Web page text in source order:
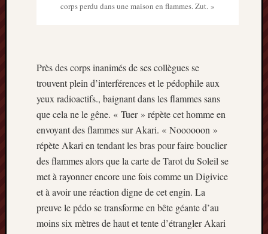
corps perdu dans une maison en flammes. Zut. »
Près des corps inanimés de ses collègues se
trouvent plein d’interférences et le pédophile aux
yeux radioactifs., baignant dans les flammes sans
que cela ne le gêne. « Tuer » répète cet homme en
envoyant des flammes sur Akari. « Noooooon »
répète Akari en tendant les bras pour faire bouclier
des flammes alors que la carte de Tarot du Soleil se
met à rayonner encore une fois comme un Digivice
et à avoir une réaction digne de cet engin. La
preuve le pédo se transforme en bête géante d’au
moins six mètres de haut et tente d’étrangler Akari